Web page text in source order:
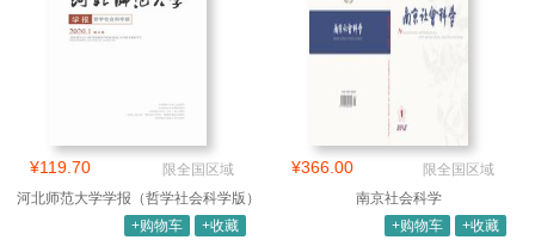
¥119.70
限全国区域
河北师范大学学报（哲学社会科学版）
+购物车
+收藏
¥366.00
限全国区域
南京社会科学
+购物车
+收藏